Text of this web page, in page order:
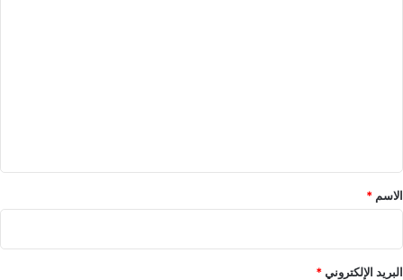
*
الاسم *
البريد الإلكتروني*